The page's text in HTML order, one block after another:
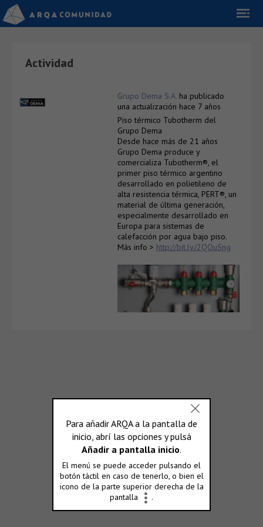
Actividad
Grupo Dema S.A. ha publicado
una actualización hace 7 años
Piso térmico Tubotherm del
Grupo Dema
Desde hace más de 21 años
Grupo Dema produce y
comercializa Tubotherm®, el
primer piso térmico argentino
desarrollado en polietileno de
alta resistencia térmica, PERT®, un
material de última generación,
especialmente desarrollado en
Europa para sistemas de
calefacción por agua bajo piso.
Más info > http://bit.ly/2QOuSng